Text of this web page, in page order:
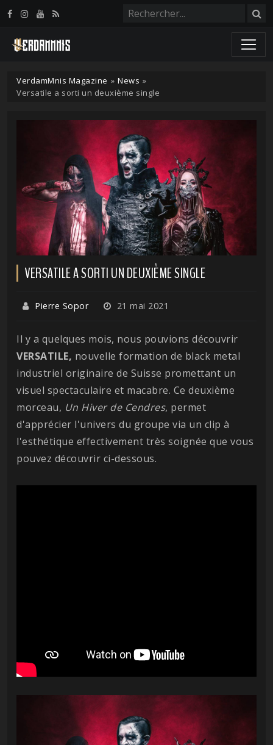
VerdamMnis Magazine » News »
Versatile a sorti un deuxième single
VERSATILE A SORTI UN DEUXIÈME SINGLE
Pierre Sopor 21 mai 2021
Il y a quelques mois, nous pouvions découvrir
VERSATILE, nouvelle formation de black metal
industriel originaire de Suisse promettant un
visuel spectaculaire et macabre. Ce deuxième
morceau, Un Hiver de Cendres, permet
d'apprécier l'univers du groupe via un clip à
l'esthétique effectivement très soignée que vous
pouvez découvrir ci-dessous.
Panneau de gestion des cookies